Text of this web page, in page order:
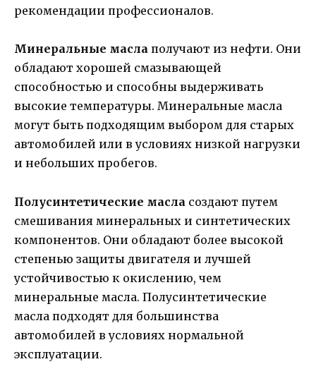
рекомендации профессионалов.
Минеральные масла получают из нефти. Они
обладают хорошей смазывающей
способностью и способны выдерживать
высокие температуры. Минеральные масла
могут быть подходящим выбором для старых
автомобилей или в условиях низкой нагрузки
и небольших пробегов.
Полусинтетические масла создают путем
смешивания минеральных и синтетических
компонентов. Они обладают более высокой
степенью защиты двигателя и лучшей
устойчивостью к окислению, чем
минеральные масла. Полусинтетические
масла подходят для большинства
автомобилей в условиях нормальной
эксплуатации.